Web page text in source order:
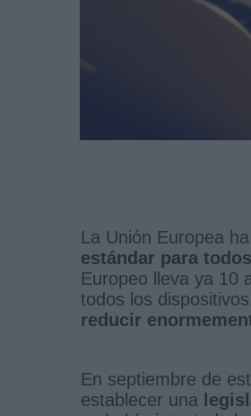
La Unión Europea
estándar para
Europeo lleva ya 10
todos los
reducir
En septiembre de
establecer una